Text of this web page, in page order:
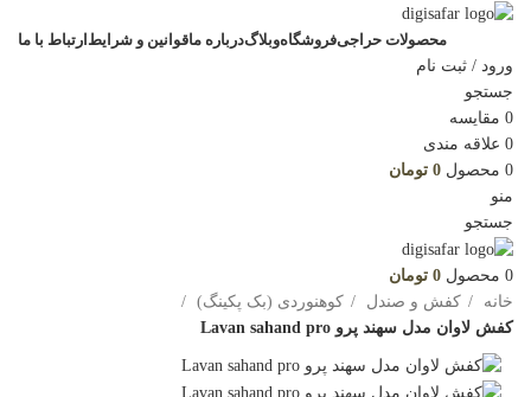
محصولات حراجیفروشگاهوبلاگدرباره ماقوانین و شرایط ارتباط با ما
ورود / ثبت نام
جستجو
0 مقایسه
0 علاقه مندی
0 محصول 0 تومان
منو
جستجو
0 محصول 0 تومان
خانه
کفش و صندل
کوهنوردی (بک پکینگ)
کفش لاوان مدل سهند پرو Lavan sahand pro